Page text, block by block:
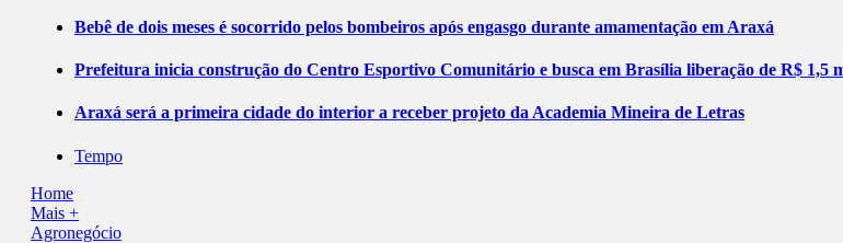
Bebê de dois meses é socorrido pelos bombeiros após engasgo durante amamentação em Araxá
Prefeitura inicia construção do Centro Esportivo Comunitário e busca em Brasília liberação de R$ 1,5
Araxá será a primeira cidade do interior a receber projeto da Academia Mineira de Letras
Tempo
Home
Mais +
Agronegócio